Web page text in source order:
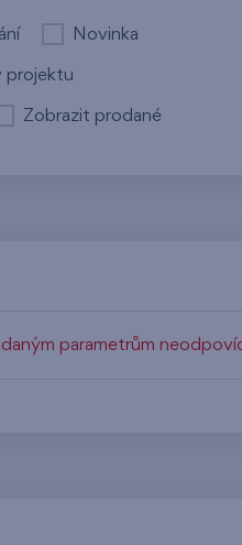
Novinka
projektu
Zobrazit prodané
parametrům